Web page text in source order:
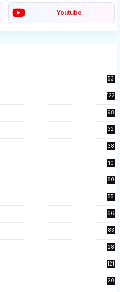
Youtube
53
122
98
32
38
10
80
55
66
83
28
121
20